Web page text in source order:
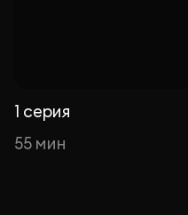
1 серия
55 мин